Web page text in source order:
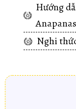
Hướng
Nghi